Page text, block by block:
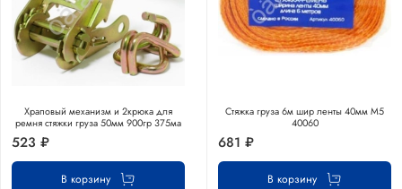
Храповый механизм и 2крюка для
ремня стяжки груза 50мм 900гр 375ма
523 ₽
В корзину
Стяжка груза 6м шир ленты 40мм М5
40060
681 ₽
В корзину